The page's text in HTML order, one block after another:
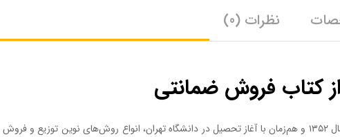
نظرات (0)
کتاب فروش ضمانتی
کتاب فروش ضمانتی – در پاییز سال ۱۳۵۲ و هم‌زمان با آغاز تحصیل در دانشگاه تهران، انواع